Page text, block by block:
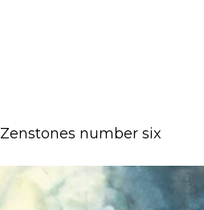
Zenstones number six